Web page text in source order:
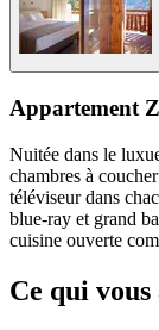
Appartement
Nuitée dans le
chambres à
téléviseur dans
blue-ray et grand
cuisine ouverte
Ce qui vous